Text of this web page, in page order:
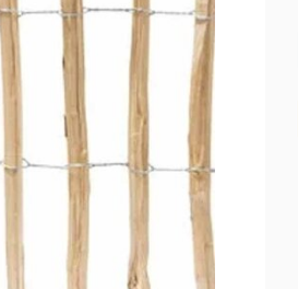
palenGrondboren